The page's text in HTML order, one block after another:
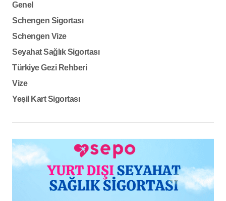
Genel
Schengen Sigortası
Schengen Vize
Seyahat Sağlık Sigortası
Türkiye Gezi Rehberi
Vize
Yeşil Kart Sigortası